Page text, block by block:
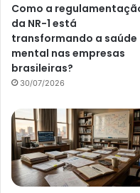
Como a
da NR-1 está
transformando a saúde
mental nas empresas
brasileiras?
30/07/2026